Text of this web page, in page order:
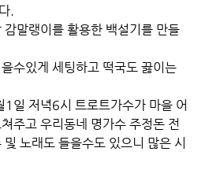
.
감말랭이를 활용한 백설기를 만들
수있게 세팅하고 떡국도 끓이는
일 저녁6시 트로트가수가 마을 어
주고 우리동네 명가수 주정돈 전
노래도 들을수도 있으니 많은 시